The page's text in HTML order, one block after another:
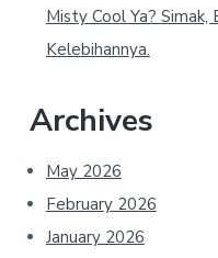
Misty Cool Ya?
Kelebihannya.
Archives
May 2026
February 2026
January 2026